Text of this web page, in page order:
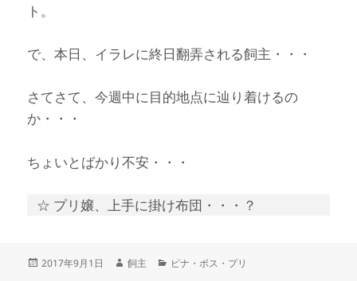
ト。
で、本日、イラレに終日翻弄される飼主・・・
さてさて、今週中に目的地点に辿り着けるの
か・・・
ちょいとばかり不安・・・
☆ プリ嬢、上手に掛け布団・・・？
投
2017年9月1日
作
飼主
カ
ピナ・ボス・プリ